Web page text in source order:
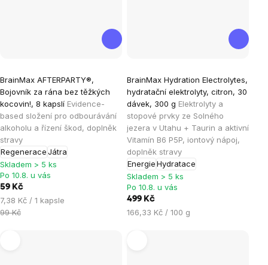
BrainMax AFTERPARTY®,
Bojovník za rána bez těžkých
kocovin!, 8 kapslí Evidence-
based složení pro odbourávání
alkoholu a řízení škod, doplněk
stravy
RegeneraceJátra
Skladem > 5 ks
Po 10.8. u vás
59 Kč
Měrná
cena:
7,38 Kč / 1 kapsle
99 Kč
BrainMax Hydration Electrolytes,
hydratační elektrolyty, citron, 30
dávek, 300 g Elektrolyty a
stopové prvky ze Solného
jezera v Utahu + Taurin a aktivní
Vitamín B6 P5P, iontový nápoj,
doplněk stravy
EnergieHydratace
hodnocení
produktu
je
4,8
z
5
hvězdiček.
Skladem > 5 ks
Po 10.8. u vás
499 Kč
Měrná
166,33 Kč / 100 g